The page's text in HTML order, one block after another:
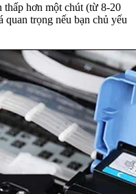
hơn một chút (từ 8-20
trọng nếu bạn chủ yếu